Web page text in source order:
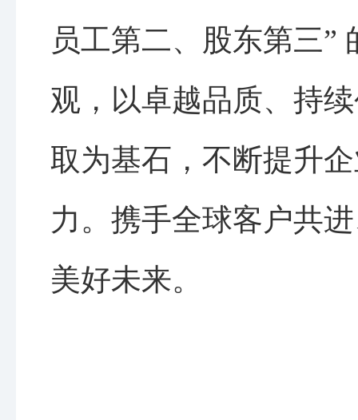
员工第二、股东第三”
观，以卓越品质、持
取为基石，不断提升
力。携手全球客户共
美好未来。